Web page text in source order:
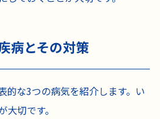
病とその対策
的な3つの病気を紹介します。い
切です。